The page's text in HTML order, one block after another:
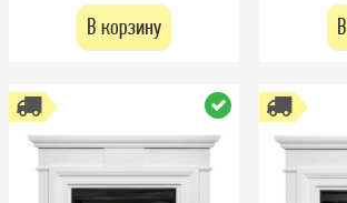
В корзину